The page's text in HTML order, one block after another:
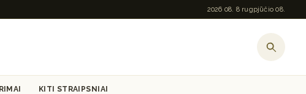
2026 08. 8 rugpjūčio 08.
KITI STRAIPSNIAI